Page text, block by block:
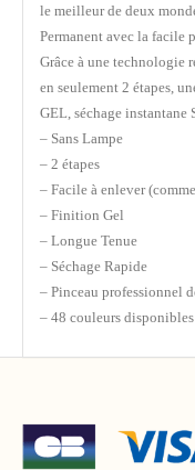
le meilleur de deux
Permanent avec la facile
Grâce à une technologie
en seulement 2 étapes,
GEL, séchage instantane
– Sans Lampe
– 2 étapes
– Facile à enlever
– Finition Gel
– Longue Tenue
– Séchage Rapide
– Pinceau professionnel
– 48 couleurs disponibles